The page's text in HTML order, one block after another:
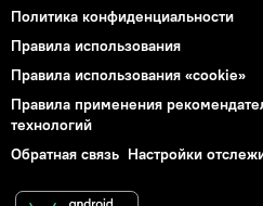
Политика конфиденциальности
Правила использования
Правила использования «cookie»
Правила применения
технологий
Обратная связь Настройки